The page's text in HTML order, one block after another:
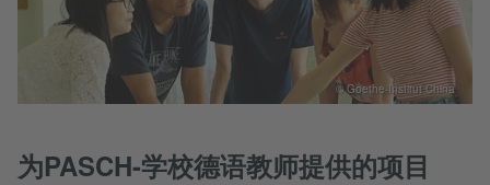
为PASCH-学校德语教师提供的项目
© Goethe-Institut China